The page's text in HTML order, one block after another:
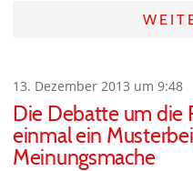
13. Dezember 2013 um 9:48
Die Debatte um die
einmal ein
Meinungsmache